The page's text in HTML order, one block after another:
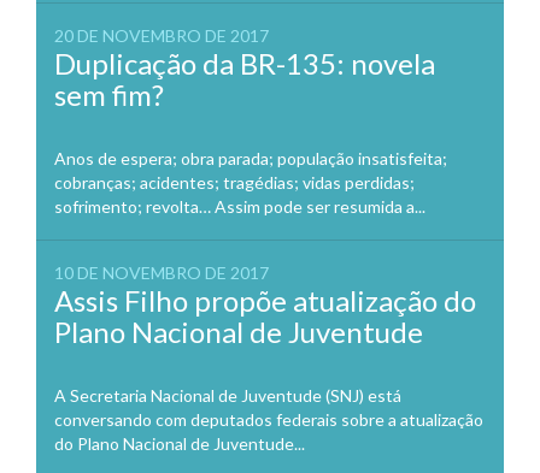
20 DE NOVEMBRO DE 2017
Duplicação da BR-135: novela
sem fim?
Anos de espera; obra parada; população insatisfeita;
cobranças; acidentes; tragédias; vidas perdidas;
sofrimento; revolta… Assim pode ser resumida a...
10 DE NOVEMBRO DE 2017
Assis Filho propõe atualização do
Plano Nacional de Juventude
A Secretaria Nacional de Juventude (SNJ) está
conversando com deputados federais sobre a atualização
do Plano Nacional de Juventude...